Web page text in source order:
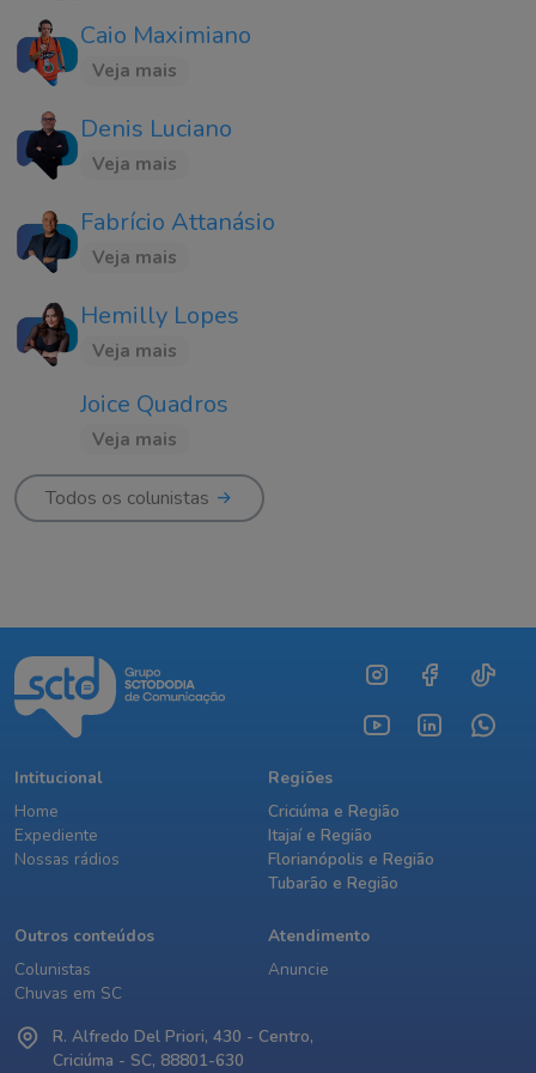
Caio Maximiano
Veja mais
Denis Luciano
Veja mais
Fabrício Attanásio
Veja mais
Hemilly Lopes
Veja mais
Joice Quadros
Veja mais
Todos os colunistas
Intitucional
Home
Expediente
Nossas rádios
Regiões
Criciúma e Região
Itajaí e Região
Florianópolis e Região
Tubarão e Região
Outros conteúdos
Colunistas
Chuvas em SC
Atendimento
Anuncie
R. Alfredo Del Priori, 430 - Centro,
Criciúma - SC, 88801-630